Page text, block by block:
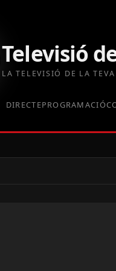
Televisió
LA TELEVISIÓ DE LA
DIRECTEPROGRAMACIÓ